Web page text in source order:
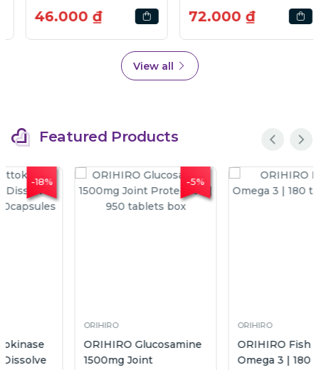
46.000 ₫ 72.000 ₫
View all
Featured Products
-16%
ORIHIRO Fish Oil
Omega 3 | 180 tablets
-15%
ORIHIRO New Oyster
Extract | 120tablets box